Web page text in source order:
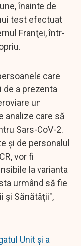
înainte de
test efectuat
Franţei, într-
care
a prezenta
un
analize care să
Sars-CoV-2.
şi de personalul
vor fi
la varianta
urmând să fie
şi Sănătăţii",
Unit și a